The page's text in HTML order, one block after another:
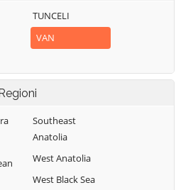
TUNCELI
VAN
Southeast
Anatolia
West Anatolia
West Black Sea